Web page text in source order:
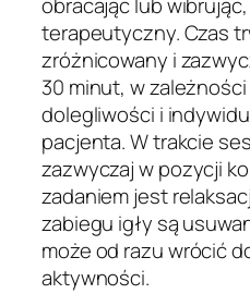
obracając lub
terapeutyczny. Czas
zróżnicowany i
30 minut, w
dolegliwości i
pacjenta. W trakcie
zazwyczaj w pozycji
zadaniem jest
zabiegu igły są
może od razu wrócić
aktywności.